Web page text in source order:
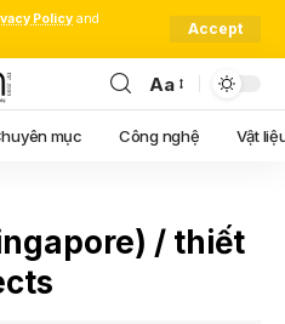
Policy and
Accept
Font
Resizer
Aa
mục Công nghệ Vật
/ thiết